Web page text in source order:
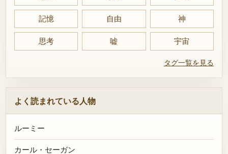
記憶 自由 神
思考 嘘 宇宙
タグ一覧を見る
よく読まれている人物
ルーミー
カール・セーガン